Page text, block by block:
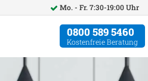
Mo. - Fr. 7:30-19:00 Uhr
0800 589 5460
Kostenfreie Beratung